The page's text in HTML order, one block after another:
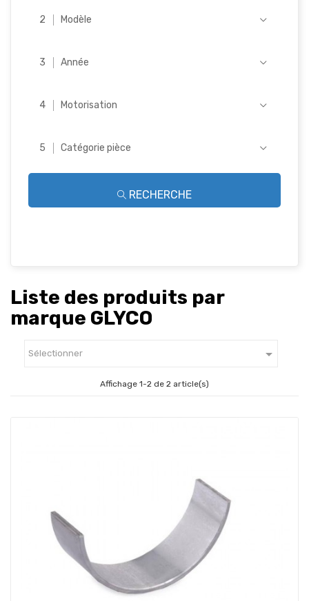
Modèle
Année
Motorisation
Catégorie pièce
RECHERCHE
Liste des produits par
marque GLYCO
Sélectionner 
Affichage 1-2 de 2 article(s)